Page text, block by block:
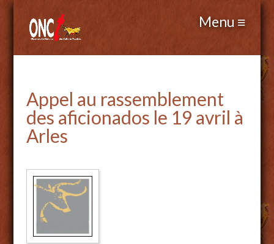
Appel au rassemblement
des aficionados le 19 avril à
Arles